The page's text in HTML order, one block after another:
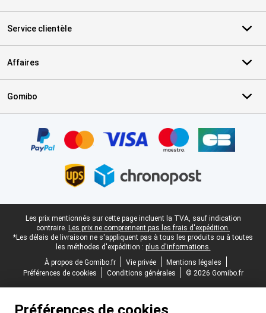
Service clientèle
Affaires
Gomibo
Pied-de-page légal
Les prix mentionnés sur cette page incluent la TVA, sauf indication
contraire. Les prix ne comprennent pas les frais d'expédition.
*Les délais de livraison ne s'appliquent pas à tous les produits ou à toutes
les méthodes d'expédition : plus d'informations.
À propos de Gomibo.fr
Vie privée
Mentions légales
Préférences de cookies
Conditions générales © 2026 Gomibo.fr